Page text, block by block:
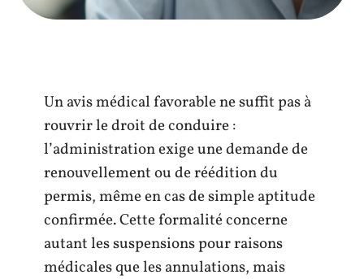
Un avis médical favorable ne suffit pas à
rouvrir le droit de conduire :
l’administration exige une demande de
renouvellement ou de réédition du
permis, même en cas de simple aptitude
confirmée. Cette formalité concerne
autant les suspensions pour raisons
médicales que les annulations, mais